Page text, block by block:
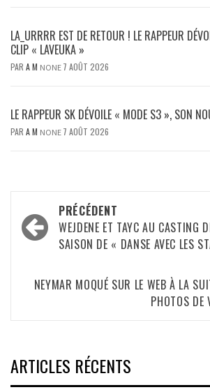
LA_URRRR EST DE RETOUR ! LE RAPPEUR
CLIP « LAVEUKA »
PAR A M NONE 7 AOÛT 2026
LE RAPPEUR SK DÉVOILE « MODE S3 », SON
PAR A M NONE 7 AOÛT 2026
Navigation
d’article
PRÉCÉDENT
WEJDENE ET TAYC AU CASTING
SAISON DE « DANSE AVEC LES
NEYMAR MOQUÉ SUR LE WEB À LA
PHOTOS DE
ARTICLES RÉCENTS